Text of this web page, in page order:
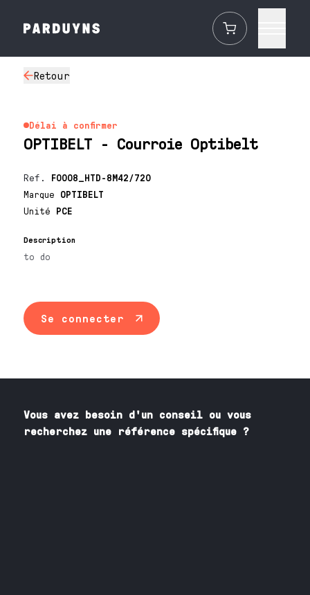
Retour
Délai à confirmer
OPTIBELT - Courroie Optibelt
Ref. F0008_HTD-8M42/720
Marque OPTIBELT
Unité PCE
Description
to do
Se connecter
Vous avez besoin d'un conseil ou vous
recherchez une référence spécifique ?